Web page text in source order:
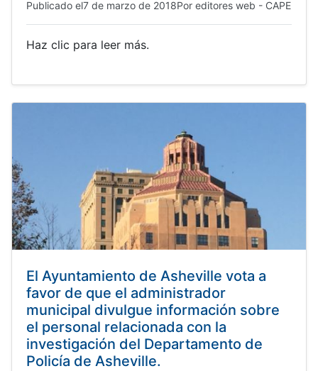
Publicado el7 de marzo de 2018Por editores web - CAPE
Haz clic para leer más.
El Ayuntamiento de Asheville vota a
favor de que el administrador
municipal divulgue información sobre
el personal relacionada con la
investigación del Departamento de
Policía de Asheville.